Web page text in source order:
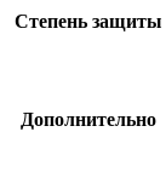
Степень защиты
Дополнительно